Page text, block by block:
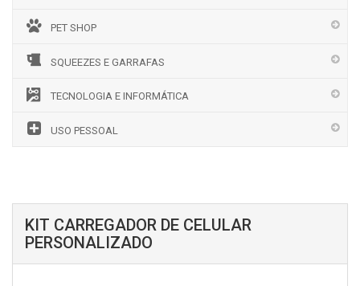
PET SHOP
SQUEEZES E GARRAFAS
TECNOLOGIA E INFORMÁTICA
USO PESSOAL
KIT CARREGADOR DE CELULAR
PERSONALIZADO